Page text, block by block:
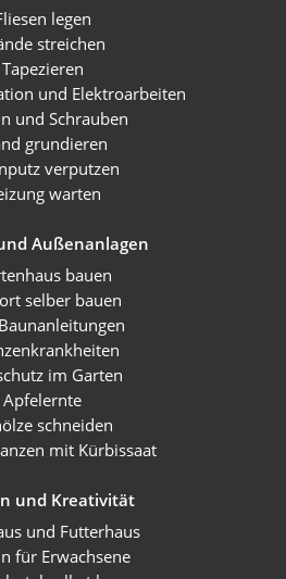
legen
streichen
Tapezieren
und Elektroarbeiten
und Schrauben
grundieren
verputzen
warten
Außenanlagen
bauen
selber bauen
im Garten
Apfelernte
schneiden
mit Kürbissaat
und Kreativität
und Futterhaus
für Erwachsene